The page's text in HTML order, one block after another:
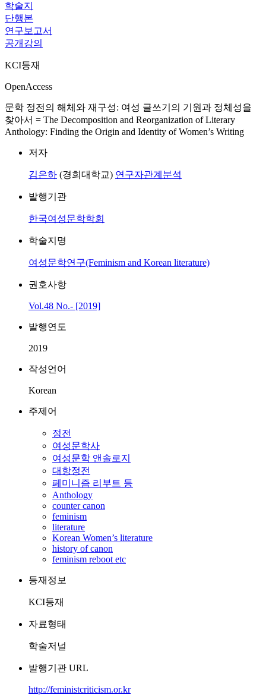
학술지
단행본
연구보고서
공개강의
KCI등재
OpenAccess
문학 정전의 해체와 재구성: 여성 글쓰기의 기원과 정체성을
찾아서 = The Decomposition and Reorganization of Literary
Anthology: Finding the Origin and Identity of Women’s Writing
저자
김은하 (경희대학교) 연구자관계분석
발행기관
한국여성문학학회
학술지명
여성문학연구(Feminism and Korean literature)
권호사항
Vol.48 No.- [2019]
발행연도
2019
작성언어
Korean
주제어
정전
여성문학사
여성문학 앤솔로지
대항정전
페미니즘 리부트 등
Anthology
counter canon
feminism
literature
Korean Women’s literature
history of canon
feminism reboot etc
등재정보
KCI등재
자료형태
학술저널
발행기관 URL
http://feministcriticism.or.kr